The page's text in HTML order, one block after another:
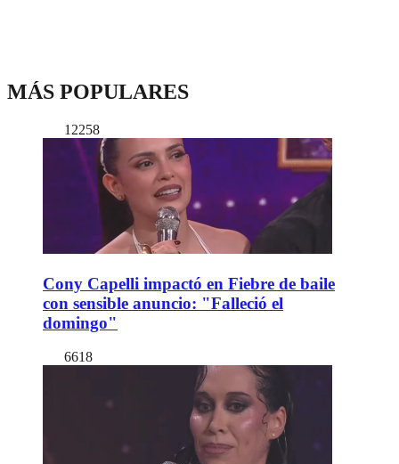
MÁS POPULARES
12258
Cony Capelli impactó en Fiebre de baile
con sensible anuncio: "Falleció el
domingo"
6618